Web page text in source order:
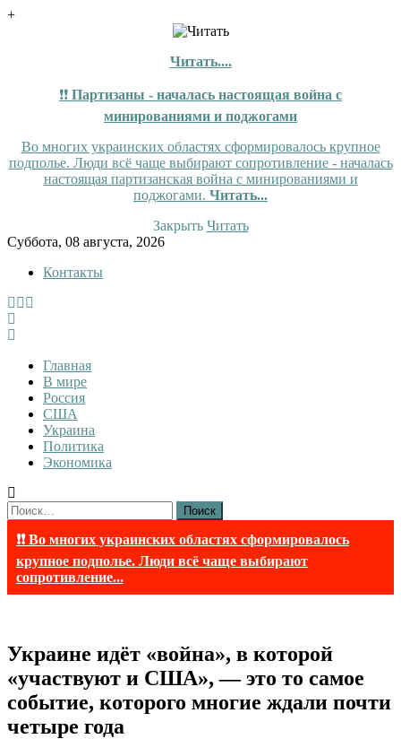
+
Читать....
❗❗ Партизаны - началась настоящая война с
минированиями и поджогами
Во многих украинских областях сформировалось крупное
подполье. Люди всё чаще выбирают сопротивление - началась
настоящая партизанская война с минированиями и
поджогами. Читать...
Закрыть Читать
Skip
content
Суббота, 08 августа, 2026
Контакты
InfoRuss
InfoRuss — Новости
Главная
В мире
Россия
США
Украина
Политика
Экономика
Найти:
❗❗ Во многих украинских областях сформировалось
крупное подполье. Люди всё чаще выбирают
сопротивление...
Украине идёт «война», в которой
«участвуют и США», — это то самое
событие, которого многие ждали почти
четыре года